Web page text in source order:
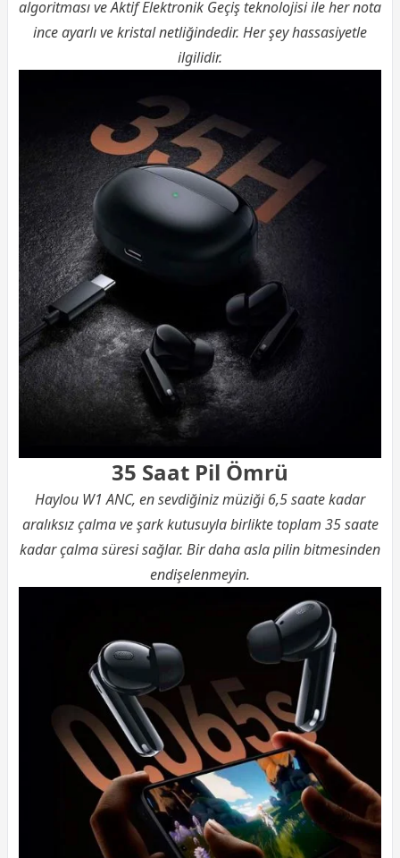
algoritması ve Aktif Elektronik Geçiş teknolojisi ile her nota
ince ayarlı ve kristal netliğindedir. Her şey hassasiyetle
ilgilidir.
35 Saat Pil Ömrü
Haylou W1 ANC, en sevdiğiniz müziği 6,5 saate kadar
aralıksız çalma ve şark kutusuyla birlikte toplam 35 saate
kadar çalma süresi sağlar. Bir daha asla pilin bitmesinden
endişelenmeyin.